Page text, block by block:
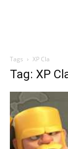
Tags XP Cla
Tag: XP